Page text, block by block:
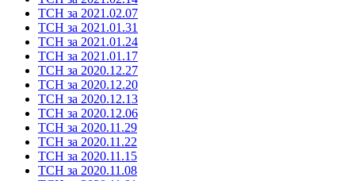
ТСН за 2021.02.07
ТСН за 2021.01.31
ТСН за 2021.01.24
ТСН за 2021.01.17
ТСН за 2020.12.27
ТСН за 2020.12.20
ТСН за 2020.12.13
ТСН за 2020.12.06
ТСН за 2020.11.29
ТСН за 2020.11.22
ТСН за 2020.11.15
ТСН за 2020.11.08